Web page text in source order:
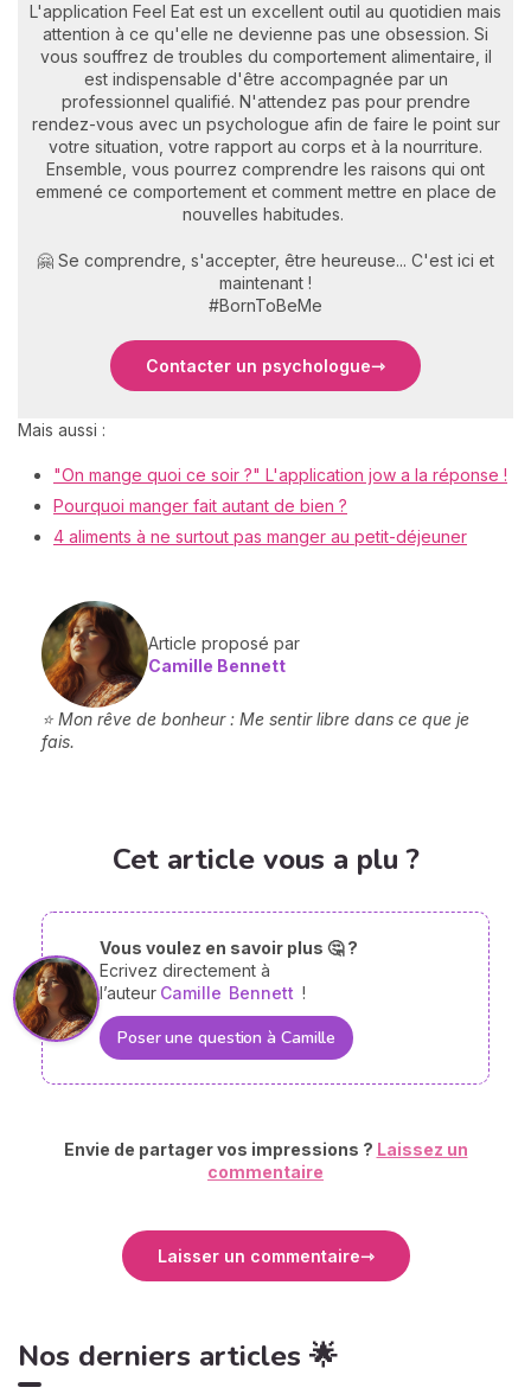
L'application Feel Eat est un excellent outil au quotidien mais
attention à ce qu'elle ne devienne pas une obsession. Si
vous souffrez de troubles du comportement alimentaire, il
est indispensable d'être accompagnée par un
professionnel qualifié. N'attendez pas pour prendre
rendez-vous avec un psychologue afin de faire le point sur
votre situation, votre rapport au corps et à la nourriture.
Ensemble, vous pourrez comprendre les raisons qui ont
emmené ce comportement et comment mettre en place de
nouvelles habitudes.
🤗 Se comprendre, s'accepter, être heureuse... C'est ici et
maintenant !
#BornToBeMe
Contacter un psychologue
Mais aussi :
"On mange quoi ce soir ?" L'application jow a la réponse !
Pourquoi manger fait autant de bien ?
4 aliments à ne surtout pas manger au petit-déjeuner
Article proposé par
Camille Bennett
⭐ Mon rêve de bonheur : Me sentir libre dans ce que je
fais.
Cet article vous a plu ?
Vous voulez en savoir plus 🤔 ?
Ecrivez directement à
l’auteur Camille Bennett !
Poser une question à Camille
Envie de partager vos impressions ? Laissez un
commentaire
Laisser un commentaire
Nos derniers articles 🌟